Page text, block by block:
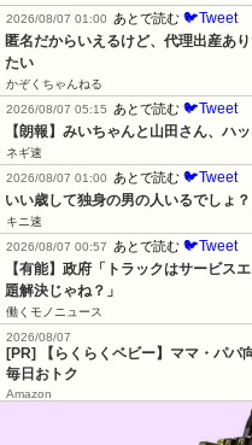
2026/08/07 01:00
あとで読む 🐦Tweet
匿名だからいえるけど、代理出産あ
たい
かぞくちゃんねる
2026/08/07 05:15
あとで読む 🐦Tweet
【朗報】みいちゃんと山田さん、ハ
ネギ速
2026/08/07 01:00
あとで読む 🐦Tweet
いい歳して独身の男の人いるでしょ？
キニ速
2026/08/07 00:57
あとで読む 🐦Tweet
【有能】政府「トラックはサービス
題解決じゃね？」
働くモノニュース
2026/08/07
[PR] 【らくらくベビー】ママ・パパ
毎日おトク
Amazon